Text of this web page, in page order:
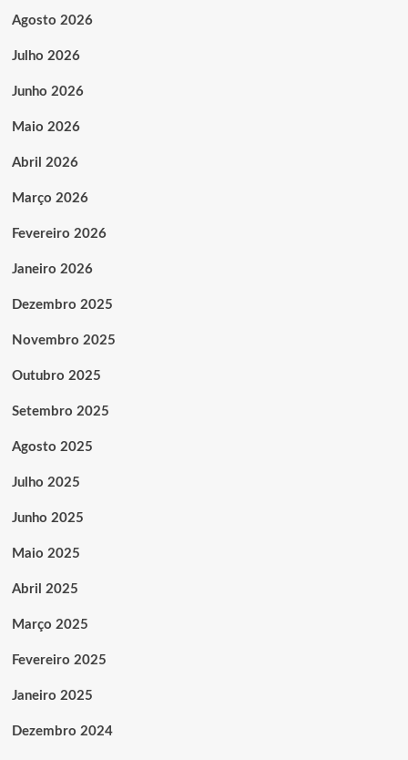
Agosto 2026
Julho 2026
Junho 2026
Maio 2026
Abril 2026
Março 2026
Fevereiro 2026
Janeiro 2026
Dezembro 2025
Novembro 2025
Outubro 2025
Setembro 2025
Agosto 2025
Julho 2025
Junho 2025
Maio 2025
Abril 2025
Março 2025
Fevereiro 2025
Janeiro 2025
Dezembro 2024